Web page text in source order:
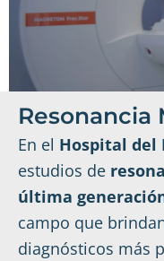
Resonancia
En el Hospital del
estudios de
última
campo que
diagnósticos más